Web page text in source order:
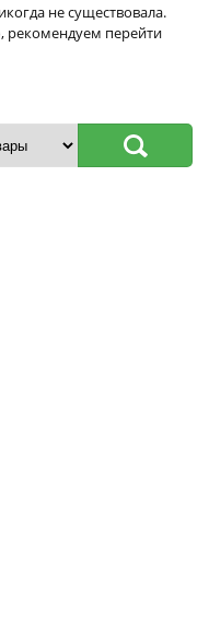
не существовала.
перейти